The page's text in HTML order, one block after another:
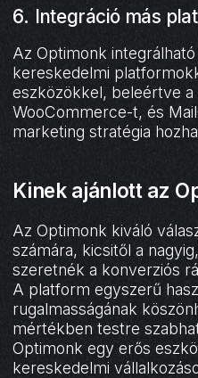
6. Integráció más
Az Optimonk
kereskedelmi
eszközökkel, beleértve a
WooCommerce-t, és
marketing stratégia
Kinek ajánlott az
Az Optimonk kiváló
számára, kicsitől a
szeretnék a konverziós
A platform egyszerű
rugalmasságának
mértékben testre
Optimonk egy erős
kereskedelmi